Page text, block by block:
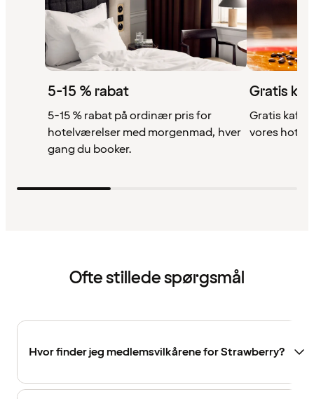
5-15 % rabat
5-15 % rabat på ordinær pris for
hotelværelser med morgenmad, hver
gang du booker.
Gratis
Gratis
vores
Ofte stillede spørgsmål
Hvor finder jeg medlemsvilkårene for Strawberry?